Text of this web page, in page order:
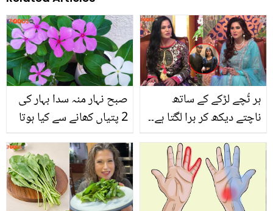
صبح نہار منہ سدا بہار کی
2 پتیاں کھانے سے کیا ہوتا
پتیاں کس طرح آپ کی
صحت اور خوبصورتی میں
اہم کردار ادا کرتی ہیں
ہر ٹُچے لڑکے کے ساتھ
ناچتے دیکھ کر برا لگتا ہے۔۔
پر وینا ملک نے کیا کرارا
جواب دے کر خاموش کرا
دیا؟